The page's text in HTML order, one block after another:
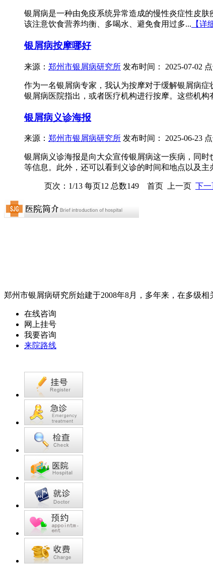
银屑病是一种由免疫系统异常造成的慢性炎症性皮
该注意饮食营养均衡、多喝水、避免食用过多... 【详
银屑病按摩哪好
来源： 郑州市银屑病研究所 发布时间： 2025-07-02
作为一名银屑病专家，我认为按摩对于缓解银屑病
银屑病医院指出，或者医疗机构进行按摩。这些机
银屑病义诊海报
来源： 郑州市银屑病研究所 发布时间： 2025-06-23
银屑病义诊海报是向大众宣传银屑病这一疾病，同
等信息。此外，还可以看到义诊的时间和地点以及主
页次：1/13 每页12 总数149 首页 上一页 下一
郑州市银屑病研究所始建于2008年8月，多年来，在多级
在线咨询
网上挂号
我要咨询
来院路线